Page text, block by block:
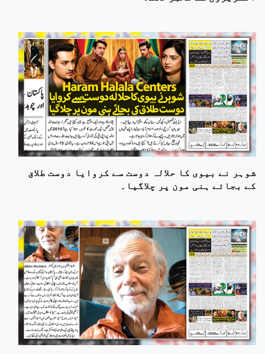
شوہر نے بیوی کا حلالہ دوست سے کروایا دوست طلاق
کے بجائے ہنی مون پر چلاگیا۔